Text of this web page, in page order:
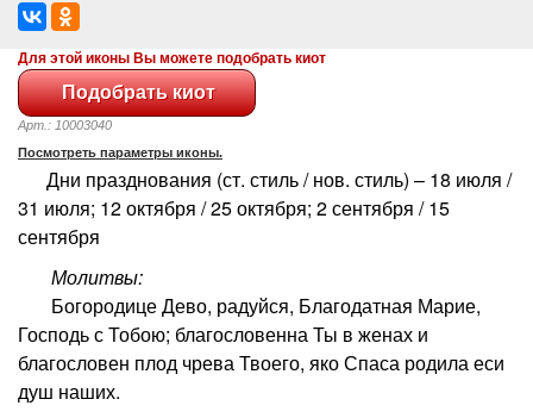
Для этой иконы Вы можете подобрать киот
Арт.: 10003040
Посмотреть параметры иконы.
Дни празднования (ст. стиль / нов. стиль) – 18 июля /
31 июля; 12 октября / 25 октября; 2 сентября / 15
сентября
Молитвы:
Богородице Дево, радуйся, Благодатная Марие,
Господь с Тобою; благословенна Ты в женах и
благословен плод чрева Твоего, яко Спаса родила еси
душ наших.